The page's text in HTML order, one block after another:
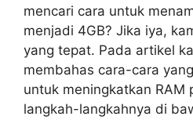
mencari cara untuk
menjadi 4GB? Jika iya,
yang tepat. Pada artikel
membahas cara-cara
untuk meningkatkan RAM
langkah-langkahnya di